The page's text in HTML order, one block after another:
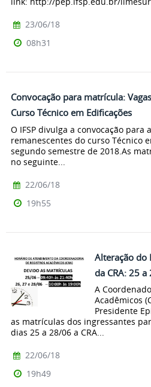
23/06/18
08h31
Convocação para matrícula:
Curso Técnico em Edificações
O IFSP divulga a convocação para
remanescentes do curso Técnico
segundo semestre de 2018.As
no seguinte...
22/06/18
19h55
Alteração do
da CRA: 25
A
Acadêmicos
Presidente
as matrículas dos ingressantes
dias 25 a 28/06 a CRA...
22/06/18
19h49